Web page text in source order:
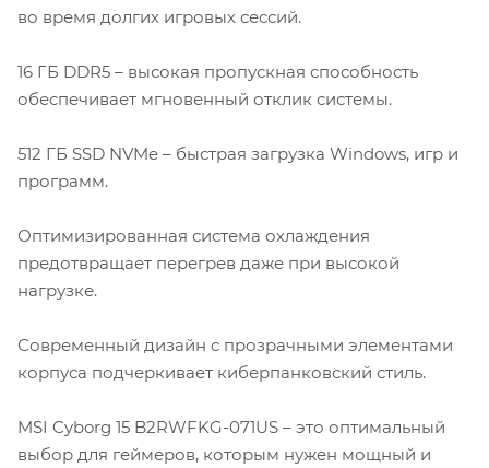
во время долгих игровых сессий.
16 ГБ DDR5 – высокая пропускная способность
обеспечивает мгновенный отклик системы.
512 ГБ SSD NVMe – быстрая загрузка Windows, игр и
программ.
Оптимизированная система охлаждения
предотвращает перегрев даже при высокой
нагрузке.
Современный дизайн с прозрачными элементами
корпуса подчеркивает киберпанковский стиль.
MSI Cyborg 15 B2RWFKG-071US – это оптимальный
выбор для геймеров, которым нужен мощный и